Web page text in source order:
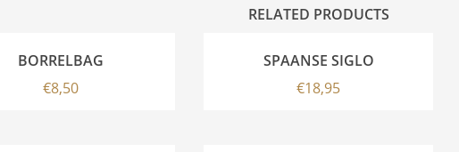
RELATED PRODUCTS
BORRELBAG
€8,50
SPAANSE SIGLO
€18,95